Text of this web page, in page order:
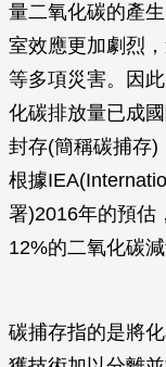
量二氧化碳的產
室效應更加劇烈
等多項災害。因
化碳排放量已成
封存(簡稱碳捕存)
根據
署)2016年的預估
12%的二氧化碳減
碳捕存指的是將